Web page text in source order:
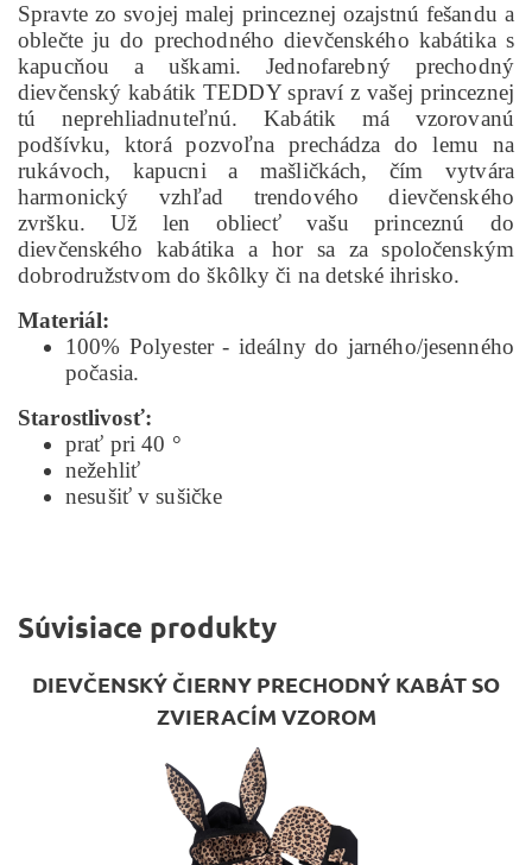
Spravte zo svojej malej princeznej ozajstnú fešandu a
oblečte ju do prechodného dievčenského kabátika s
kapucňou a uškami. Jednofarebný prechodný
dievčenský kabátik TEDDY spraví z vašej princeznej
tú neprehliadnuteľnú. Kabátik má vzorovanú
podšívku, ktorá pozvoľna prechádza do lemu na
rukávoch, kapucni a mašličkách, čím vytvára
harmonický vzhľad trendového dievčenského
zvršku. Už len obliecť vašu princeznú do
dievčenského kabátika a hor sa za spoločenským
dobrodružstvom do škôlky či na detské ihrisko.
Materiál:
100% Polyester - ideálny do jarného/jesenného
počasia.
Starostlivosť:
prať pri 40 °
nežehliť
nesušiť v sušičke
Súvisiace produkty
DIEVČENSKÝ ČIERNY PRECHODNÝ KABÁT SO
ZVIERACÍM VZOROM